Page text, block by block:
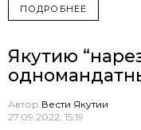
ПОДРОБНЕЕ
Якутию
Автор Вести Якутии
27.09.2022, 15:19